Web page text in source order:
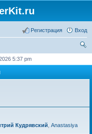
Вход
Регистрация
5:37 pm
Кудрявский Anastasiya